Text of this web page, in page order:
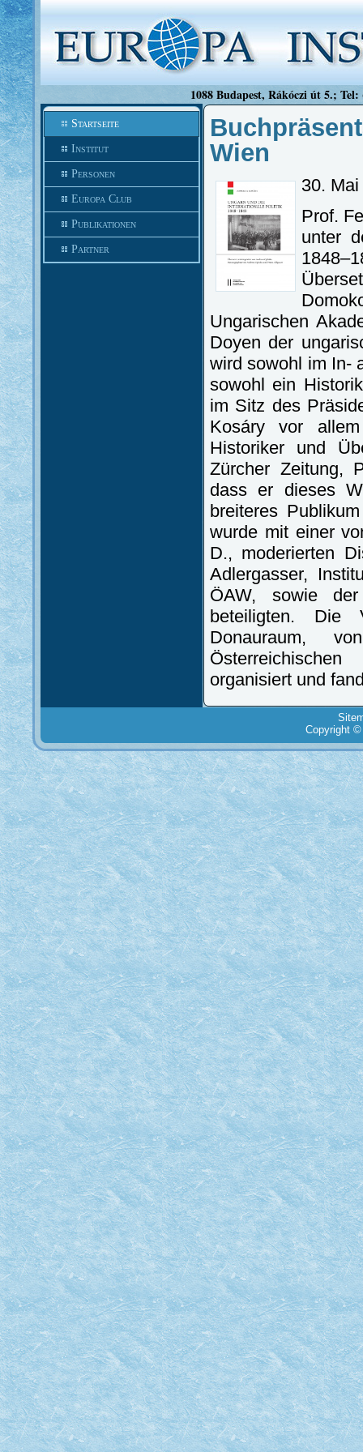
1088 Budapest, Rákóczi út 5.;
Startseite
Institut
Personen
Europa Club
Publikationen
Partner
Wien
30.
Prof.
unter
Ungarischen
Doyen der
wird sowohl im In-
sowohl ein
im Sitz des
Kosáry vor
Historiker und
Zürcher Zeitung,
dass er dieses
breiteres
wurde mit einer
D., moderierten
Adlergasser,
ÖAW, sowie
beteiligten. Die
Donauraum,
organisiert und
Copyright ©